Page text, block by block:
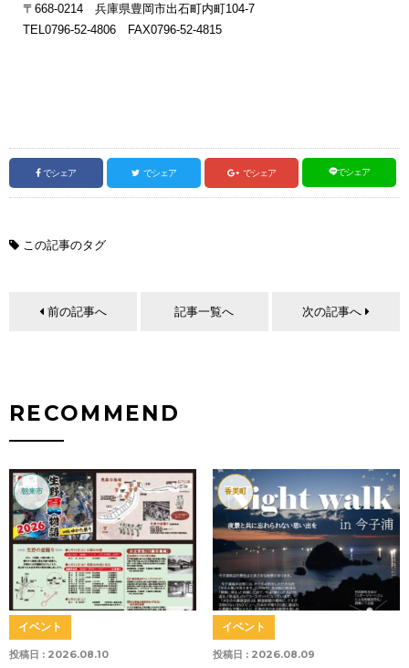
〒668-0214 兵庫県豊岡市出石町内町104-7
TEL0796-52-4806 FAX0796-52-4815
でシェア でシェア でシェア でシェア
この記事のタグ
前の記事へ 記事一覧へ 次の記事へ
RECOMMEND
朝来市
投稿日 : 2026.08.10
イベント
香美町
投稿日 : 2026.08.09
イベント